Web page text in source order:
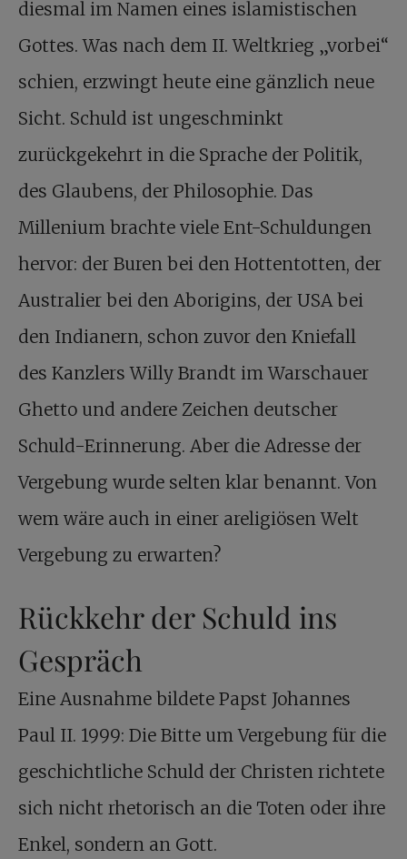
diesmal im Namen eines islamistischen
Gottes. Was nach dem II. Weltkrieg „vorbei“
schien, erzwingt heute eine gänzlich neue
Sicht. Schuld ist ungeschminkt
zurückgekehrt in die Sprache der Politik,
des Glaubens, der Philosophie. Das
Millenium brachte viele Ent-Schuldungen
hervor: der Buren bei den Hottentotten, der
Australier bei den Aborigins, der USA bei
den Indianern, schon zuvor den Kniefall
des Kanzlers Willy Brandt im Warschauer
Ghetto und andere Zeichen deutscher
Schuld-Erinnerung. Aber die Adresse der
Vergebung wurde selten klar benannt. Von
wem wäre auch in einer areligiösen Welt
Vergebung zu erwarten?
Rückkehr der Schuld ins
Gespräch
Eine Ausnahme bildete Papst Johannes
Paul II. 1999: Die Bitte um Vergebung für die
geschichtliche Schuld der Christen richtete
sich nicht rhetorisch an die Toten oder ihre
Enkel, sondern an Gott.